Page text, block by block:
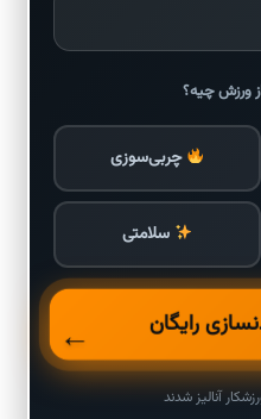
ورزش چیه؟
چربی‌سوزی
سلامتی
رایگان ←